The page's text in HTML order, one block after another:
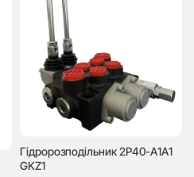
Гідророзподільник 2P40-A1A1
GKZ1